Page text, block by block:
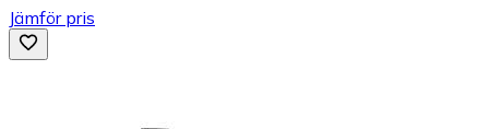
Jämför pris